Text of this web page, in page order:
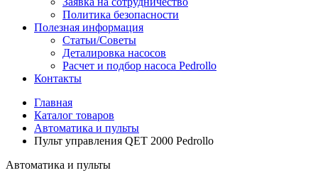
Политика безопасности
Полезная информация
Статьи/Советы
Деталировка насосов
Расчет и подбор насоса Pedrollo
Контакты
Главная
Каталог товаров
Автоматика и пульты
Пульт управления QET 2000 Pedrollo
Автоматика и пульты